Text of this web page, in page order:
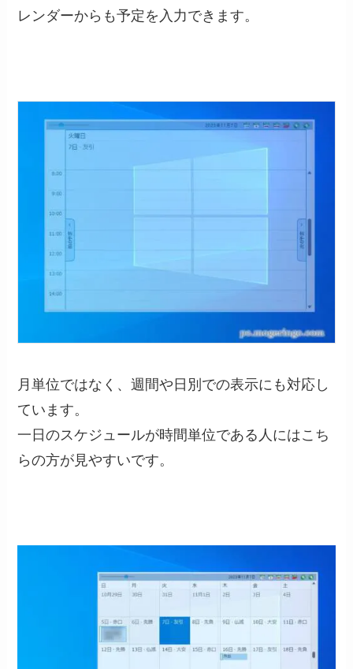
レンダーからも予定を入力できます。
月単位ではなく、週間や日別での表示にも対応し
ています。
一日のスケジュールが時間単位である人にはこち
らの方が見やすいです。